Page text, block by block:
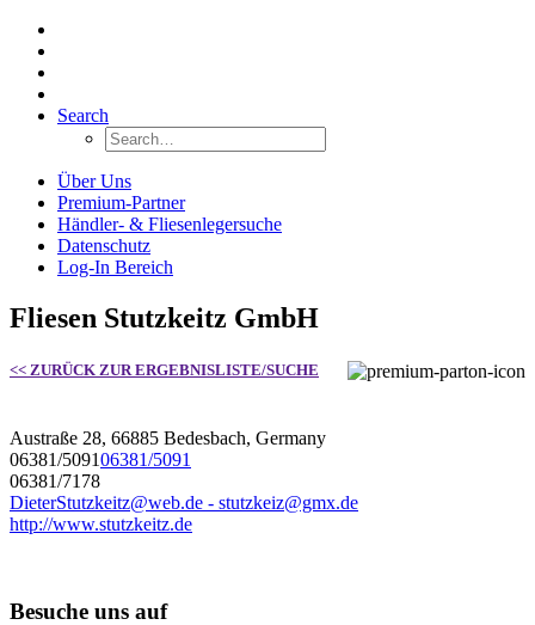
Search
Über Uns
Premium-Partner
Händler- & Fliesenlegersuche
Datenschutz
Log-In Bereich
Fliesen Stutzkeitz GmbH
<< ZURÜCK ZUR ERGEBNISLISTE/SUCHE
Austraße 28, 66885 Bedesbach, Germany
06381/509106381/5091
06381/7178
DieterStutzkeitz@web.de - stutzkeiz@gmx.de
http://www.stutzkeitz.de
Besuche uns auf